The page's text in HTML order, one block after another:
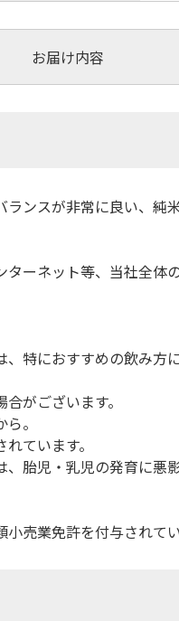
お届け内容
ンスが非常に良い、純
ーネット等、当社全体
特におすすめの飲み方
がございます。
。
ています。
胎児・乳児の発育に悪
小売業免許を付与されてい